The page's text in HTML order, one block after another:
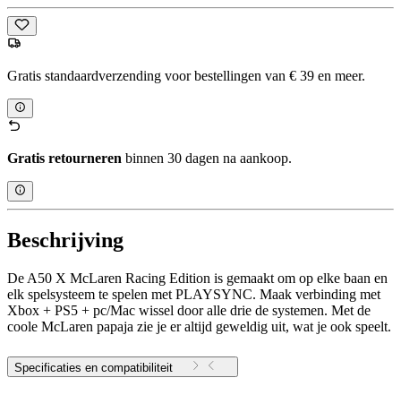
Gratis standaardverzending voor bestellingen van € 39 en meer.
Gratis retourneren binnen 30 dagen na aankoop.
Beschrijving
De A50 X McLaren Racing Edition is gemaakt om op elke baan en
elk spelsysteem te spelen met PLAYSYNC. Maak verbinding met
Xbox + PS5 + pc/Mac wissel door alle drie de systemen. Met de
coole McLaren papaja zie je er altijd geweldig uit, wat je ook speelt.
Specificaties en compatibiliteit